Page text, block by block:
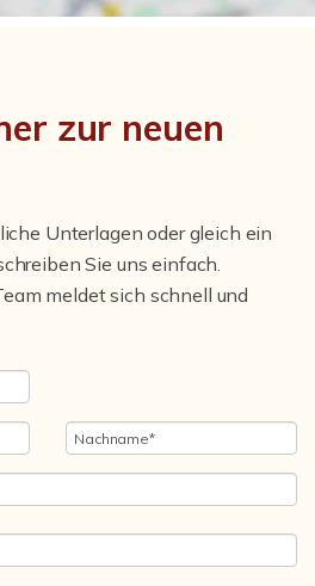
zur neuen
Unterlagen oder gleich ein
Sie uns einfach.
meldet sich schnell und